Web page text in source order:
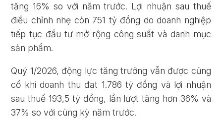
tăng 16% so với năm trước. Lợi nhuận sau thuế
điều chỉnh nhẹ còn 751 tỷ đồng do doanh nghiệp
tiếp tục đầu tư mở rộng công suất và danh mục
sản phẩm.
Quý 1/2026, động lực tăng trưởng vẫn được củng
cố khi doanh thu đạt 1.786 tỷ đồng và lợi nhuận
sau thuế 193,5 tỷ đồng, lần lượt tăng hơn 36% và
37% so với cùng kỳ năm trước.
Quên mật khẩu?